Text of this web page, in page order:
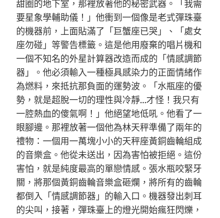
甜圈的地下室，那裡放著他的秘密武器。「我需
要星象學輔助儀！」他衝到一個像是老式彈珠臺
的機器前，上面貼滿了「巨蟹座已哭」、「處女
座勿碰」等警告標籤。這是他用廢棄的唱片機和
一個不知名的外星計算器改造而成的「情感調節
器」。他必須輸入一種極具感染力的正面情緒作
為燃料，來抵抗那負面的運勢波。「水瓶座的優
勢，就是超脫一切的理性與冷靜…才怪！我只有
一腔熱血的傻氣啊！」他絕望地低吼。他看了一
眼腳邊。那裡放著一個他為林天秤準備了兩年的
禮物：一個用一萬塊小小的天秤座黃銅齒輪組成
的音樂盒。他從未送出，因為害怕被拒絕。這份
害怕，就是純度最高的單戀情感。張水瓶咬緊牙
關，將那個黃銅齒輪音樂盒砸爛，將所有的齒輪
都倒入「情感調節器」的輸入口。機器發出刺耳
的尖叫，接著，彈珠臺上的燈光開始瘋狂閃爍，